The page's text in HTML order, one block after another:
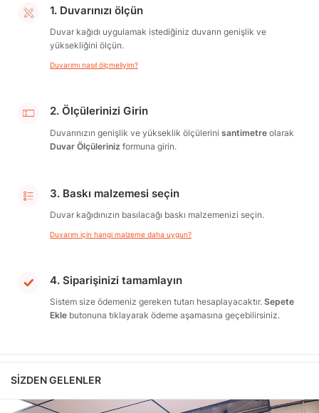
1. Duvarınızı ölçün
Duvar kağıdı uygulamak istediğiniz duvarın genişlik ve
yüksekliğini ölçün.
Duvarımı nasıl ölçmeliyim?
2. Ölçülerinizi Girin
Duvarınızın genişlik ve yükseklik ölçülerini santimetre olarak
Duvar Ölçüleriniz formuna girin.
3. Baskı malzemesi seçin
Duvar kağıdınızın basılacağı baskı malzemenizi seçin.
Duvarım için hangi malzeme daha uygun?
4. Siparişinizi tamamlayın
Sistem size ödemeniz gereken tutarı hesaplayacaktır. Sepete
Ekle butonuna tıklayarak ödeme aşamasına geçebilirsiniz.
SIZDEN GELENLER